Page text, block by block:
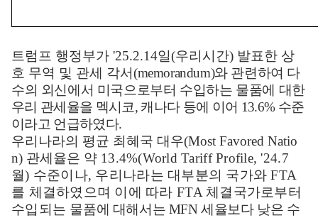
트럼프 행정부가 '25.2.14일(우리시간) 발표한 상
호 무역 및 관세 각서(memorandum)와 관련하여 다
수의 외신에서 미국으로부터 수입하는 물품에 대한
우리 관세율을 멕시코, 캐나다 등에 이어 13.6% 수준
이라고 언급하였다.
우리나라의 평균 최혜국 대우(Most Favored Natio
n) 관세율은 약 13.4%(World Tariff Profile, '24.7
월) 수준이나, 우리나라는 대부분의 국가와FTA
를 체결하였으며 이에 따라 FTA 체결국가로부터
수입되는 물품에 대해서는 MFN세율보다 낮은 수